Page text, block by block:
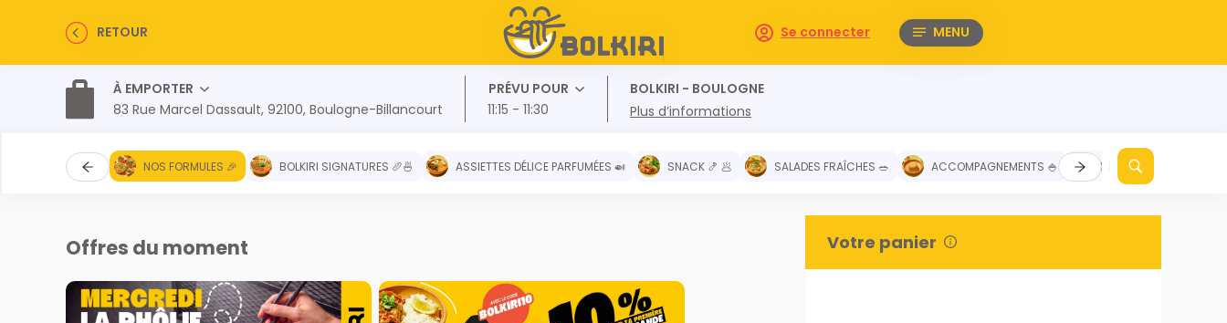
RETOUR Se connecter MENU
À EMPORTER
83 Rue Marcel Dassault, 92100, Boulogne-Billancourt
PRÉVU POUR
11:15 - 11:30
BOLKIRI - BOULOGNE
Plus d’informations
NOS FORMULES 🎉 BOLKIRI SIGNATURES 🥖🍜 ASSIETTES DÉLICE PARFUMÉES 🍛 SNACK 🍤 🥟 SALADES FRAÎCHES 🥗 ACCOMPAGNEMENTS 🍚 DESSERTS 🥧
Offres du moment Votre panier